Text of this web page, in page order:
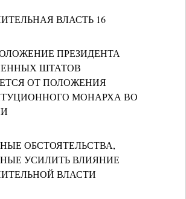
ВЛАСТЬ 16
ПРЕЗИДЕНТА
ШТАТОВ
ОТ ПОЛОЖЕНИЯ
МОНАРХА ВО
ОБСТОЯТЕЛЬСТВА,
УСИЛИТЬ ВЛИЯНИЕ
ВЛАСТИ